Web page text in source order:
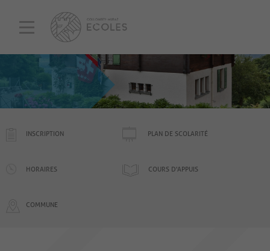
INSCRIPTION PLAN DE SCOLARITÉ
HORAIRES COURS D'APPUIS
COMMUNE